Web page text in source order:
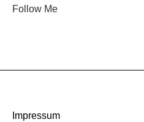
Follow Me
Impressum